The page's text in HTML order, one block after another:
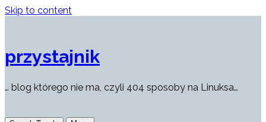
Skip to content
przystajnik
… blog którego nie ma, czyli 404 sposoby na Linuksa…